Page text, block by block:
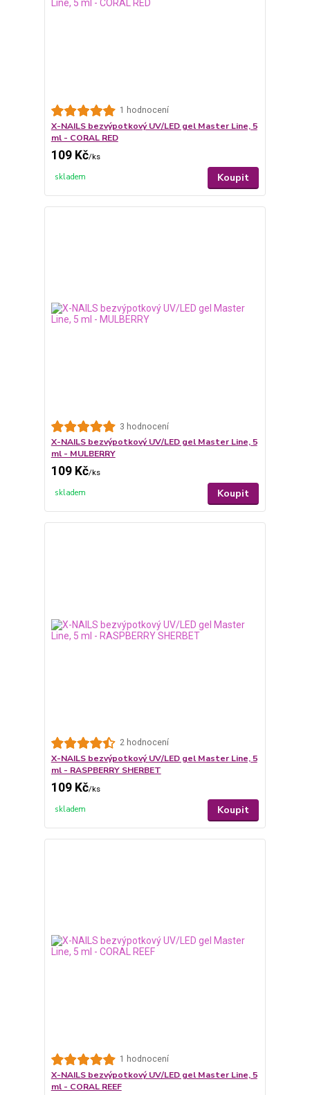
1 hodnocení
X-NAILS bezvýpotkový UV/LED gel Master Line, 5
ml - CORAL RED
109 Kč/ks
skladem Koupit
3 hodnocení
X-NAILS bezvýpotkový UV/LED gel Master Line, 5
ml - MULBERRY
109 Kč/ks
skladem Koupit
2 hodnocení
X-NAILS bezvýpotkový UV/LED gel Master Line, 5
ml - RASPBERRY SHERBET
109 Kč/ks
skladem Koupit
1 hodnocení
X-NAILS bezvýpotkový UV/LED gel Master Line, 5
ml - CORAL REEF